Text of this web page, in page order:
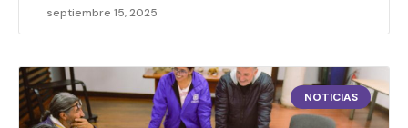
septiembre 15, 2025
NOTICIAS